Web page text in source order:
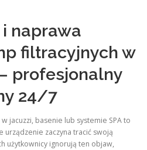
naprawa
filtracyjnych w
profesjonalny
24/7
jacuzzi, basenie lub systemie SPA to
urządzenie zaczyna tracić swoją
użytkownicy ignorują ten objaw,